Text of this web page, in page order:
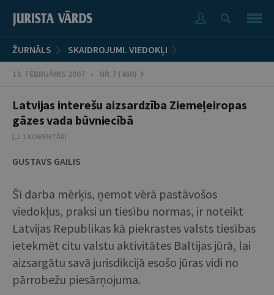
ŽURNĀLS SKAIDROJUMI. VIEDOKĻI
13. FEBRUĀRIS 2007 • NR.7 (460)
Latvijas interešu aizsardzība Ziemeļeiropas
gāzes vada būvniecībā
1 KOMENTĀRI
GUSTAVS GAILIS
Šī darba mērķis, ņemot vērā pastāvošos
viedokļus, praksi un tiesību normas, ir noteikt
Latvijas Republikas kā piekrastes valsts tiesības
ietekmēt citu valstu aktivitātes Baltijas jūrā, lai
aizsargātu savā jurisdikcijā esošo jūras vidi no
pārrobežu piesārņojuma.